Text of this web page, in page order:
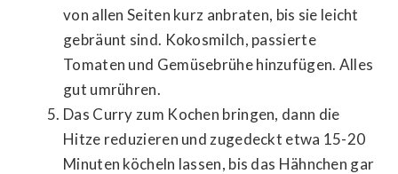
von allen Seiten kurz anbraten, bis sie leicht
gebräunt sind. Kokosmilch, passierte
Tomaten und Gemüsebrühe hinzufügen. Alles
gut umrühren.
Das Curry zum Kochen bringen, dann die
Hitze reduzieren und zugedeckt etwa 15-20
Minuten köcheln lassen, bis das Hähnchen gar